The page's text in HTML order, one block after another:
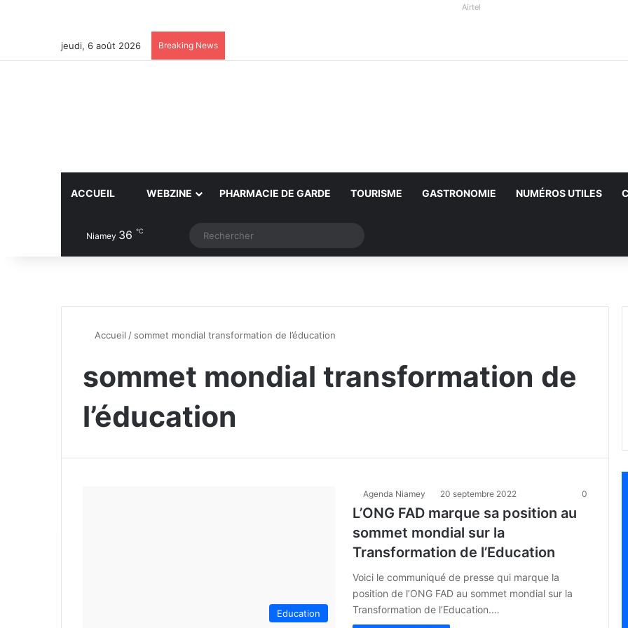
Airtel
jeudi, 6 août 2026 Breaking News
ACCUEIL WEBZINE PHARMACIE DE GARDE TOURISME GASTRONOMIE NUMÉROS UTILES
Niamey 36 ℃ Article Aléatoire
Switch skin
Accueil / sommet mondial transformation de l’éducation
sommet mondial transformation de
l’éducation
Education
Agenda Niamey 20 septembre 2022 0
L’ONG FAD marque sa position au
sommet mondial sur la
Transformation de l’Education
Voici le communiqué de presse qui marque la
position de l’ONG FAD au sommet mondial sur la
Transformation de l’Education.…